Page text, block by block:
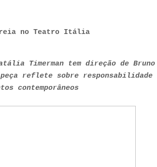
no Teatro Itália
Timerman tem direção de Bruno
reflete sobre responsabilidade
contemporâneos